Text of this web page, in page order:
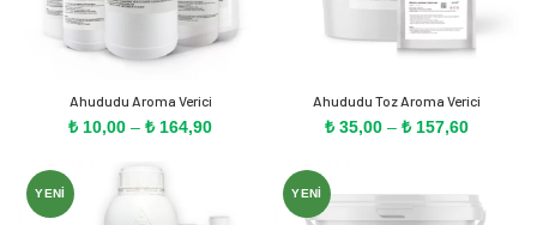
Ahududu Aroma Verici
₺ 10,00 – ₺ 164,90Fiyat
Ahududu Toz Aroma Verici
₺ 35,00 – ₺ 157,60Fiyat
₺ 157,60
YENI YENI